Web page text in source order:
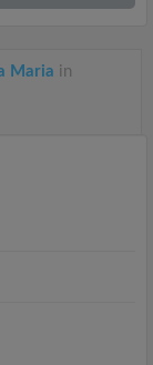
Maria in